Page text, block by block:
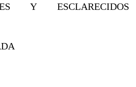
Y ESCLARECIDOS